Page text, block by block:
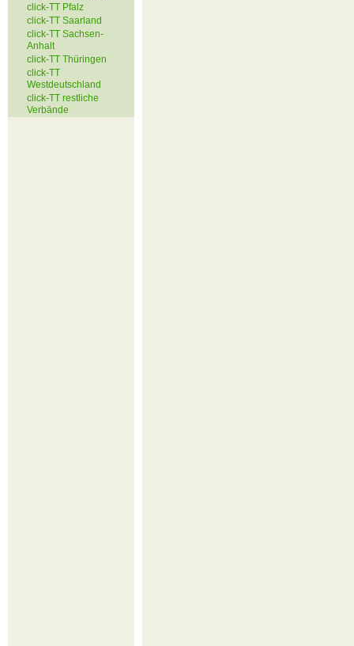
click-TT Pfalz
click-TT Saarland
click-TT Sachsen-
Anhalt
click-TT Thüringen
click-TT
Westdeutschland
click-TT restliche
Verbände